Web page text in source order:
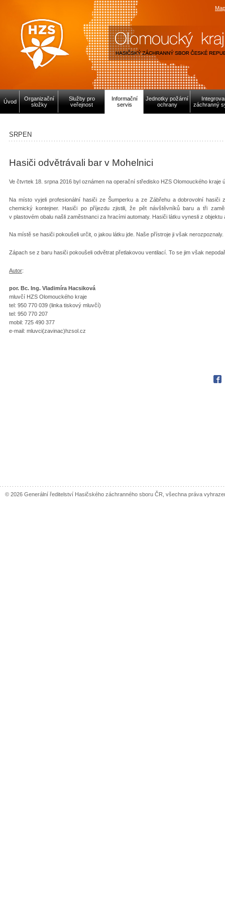
Úvod
Organizační
složky
Služby pro
veřejnost
Informační
servis
Jednotky požární
ochrany
záchranný
SRPEN
Hasiči odvětrávali bar v Mohelnici
Ve čtvrtek 18. srpna 2016 byl oznámen na operační středisko HZS Olomouckého kraje
Na místo vyjeli profesionální hasiči ze Šumperku a ze Zábřehu a dobrovolní hasiči
chemický kontejner. Hasiči po příjezdu zjistili, že pět návštěvníků baru a tři
v plastovém obalu našli zaměstnanci za hracími automaty. Hasiči látku vynesli z
Na místě se hasiči pokoušeli určit, o jakou látku jde. Naše přístroje ji však nerozpoznaly.
Zápach se z baru hasiči pokoušeli odvětrat přetlakovou ventilací. To se jim však
Autor:
por. Bc. Ing. Vladimíra Hacsiková
mluvčí HZS Olomouckého kraje
tel: 950 770 039 (linka tiskový mluvčí)
tel: 950 770 207
mobil: 725 490 377
e-mail: mluvci(zavinac)hzsol.cz
© 2026 Generální ředitelství Hasičského záchranného sboru ČR, všechna práva